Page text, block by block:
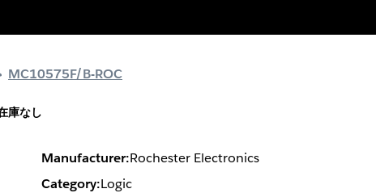
MC10575F/B-ROC
庫なし
Manufacturer:Rochester Electronics
Category:Logic